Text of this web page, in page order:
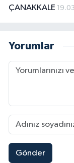
ÇANAKKALE
Yorumlar
Gönder